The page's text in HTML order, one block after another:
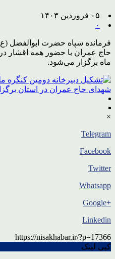
۰۵ فروردین ۱۴۰۳
۰
فرمانده سپاه حضرت ابوالفضل
ماه برگزار می‌شود.
×
Telegram
Facebook
Twitter
Whatsapp
+Google
Linkedin
https://nisakhabar.ir/?p=17366
کپی لینک